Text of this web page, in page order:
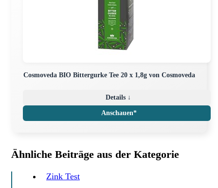
Cosmoveda BIO Bittergurke Tee 20 x 1,8g von Cosmoveda
Details ↓
Anschauen*
Ähnliche Beiträge aus der Kategorie
Zink Test